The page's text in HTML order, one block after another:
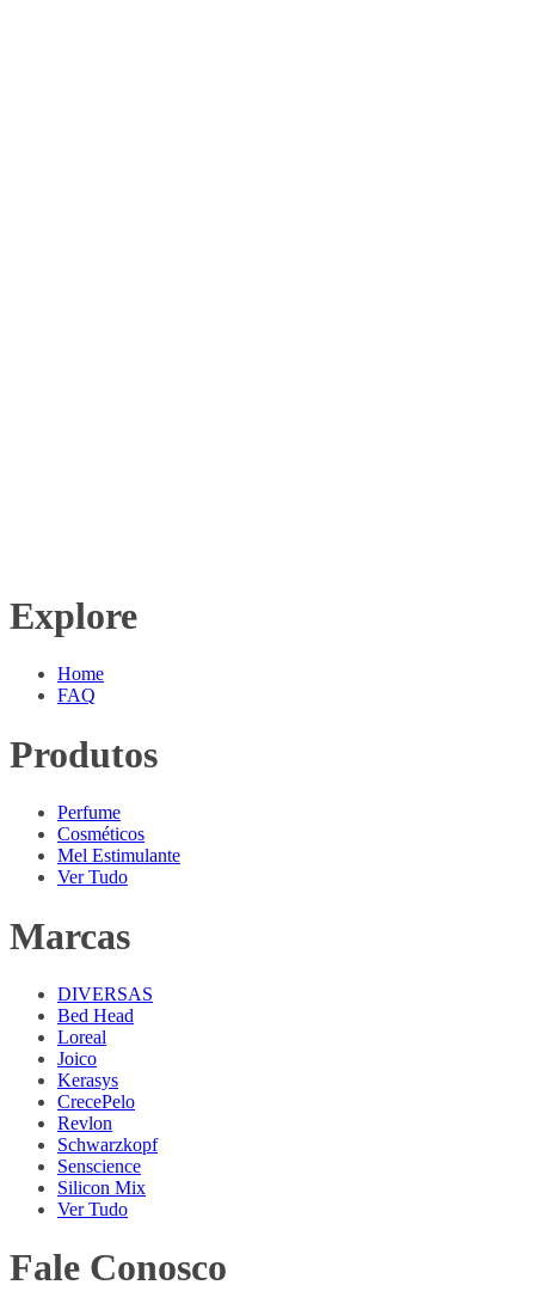
Explore
Home
FAQ
Produtos
Perfume
Cosméticos
Mel Estimulante
Ver Tudo
Marcas
DIVERSAS
Bed Head
Loreal
Joico
Kerasys
CrecePelo
Revlon
Schwarzkopf
Senscience
Silicon Mix
Ver Tudo
Fale Conosco